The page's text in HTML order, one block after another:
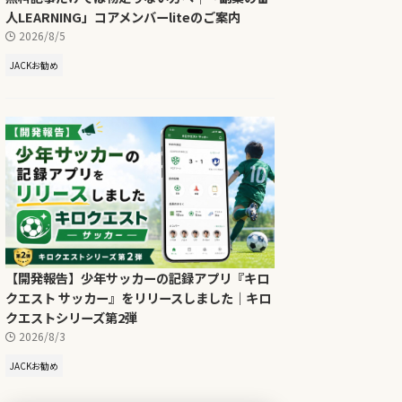
人LEARNING」コアメンバーliteのご案内
2026/8/5
JACKお勧め
【開発報告】少年サッカーの記録アプリ『キロ
クエスト サッカー』をリリースしました｜キロ
クエストシリーズ第2弾
2026/8/3
JACKお勧め